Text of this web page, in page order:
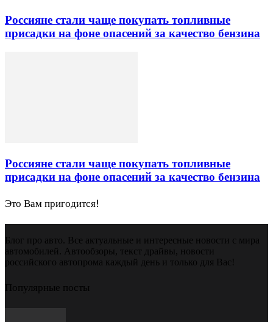
Россияне стали чаще покупать топливные
присадки на фоне опасений за качество бензина
Россияне стали чаще покупать топливные
присадки на фоне опасений за качество бензина
Это Вам пригодится!
Блог про авто. Все актуальные и интересные новости с мира
автомобилей. Автообзоры, текст драйвы, новости
российского автопрома каждый день и только для Вас!
Популярные посты